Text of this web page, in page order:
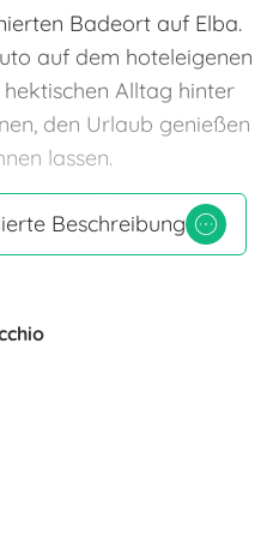
Badeort auf Elba.
auf dem hoteleigenen
Alltag hinter
den Urlaub genießen
lassen.
eingerichtete
Doppelzimmer,
zwischen
Halbpension oder
sind apart
Fernseher und zum Teil
Beschreibung